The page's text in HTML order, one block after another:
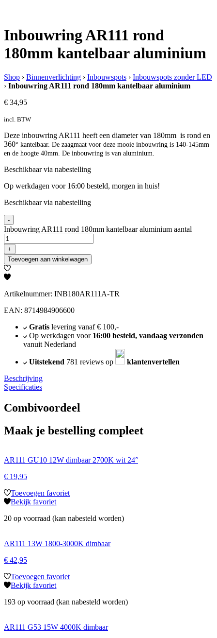
Inbouwring AR111 rond
180mm kantelbaar aluminium
Shop › Binnenverlichting › Inbouwspots › Inbouwspots zonder LED
› Inbouwring AR111 rond 180mm kantelbaar aluminium
€ 34,95
incl. BTW
Deze inbouwring AR111 heeft een diameter van 180mm is rond en
360° kantelbaar. De zaagmaat voor deze mooie inbouwring is 140-145mm
en de hoogte 40mm. De inbouwring is van aluminium.
Beschikbaar via nabestelling
Op werkdagen voor 16:00 besteld, morgen in huis!
Beschikbaar via nabestelling
-
Inbouwring AR111 rond 180mm kantelbaar aluminium aantal
+
Toevoegen aan winkelwagen
Artikelnummer: INB180AR111A-TR
EAN: 8714984906600
Gratislevering vanaf € 100,-
Op werkdagen voor 16:00 besteld, vandaag verzonden
vanuit Nederland
Uitstekend 781 reviews op
klantenvertellen
Beschrijving
Specificaties
Combivoordeel
Maak je bestelling compleet
AR111 GU10 12W dimbaar 2700K wit 24°
€ 19,95
Toevoegen favoriet
Bekijk favoriet
20 op voorraad (kan nabesteld worden)
AR111 13W 1800-3000K dimbaar
€ 42,95
Toevoegen favoriet
Bekijk favoriet
193 op voorraad (kan nabesteld worden)
AR111 G53 15W 4000K dimbaar